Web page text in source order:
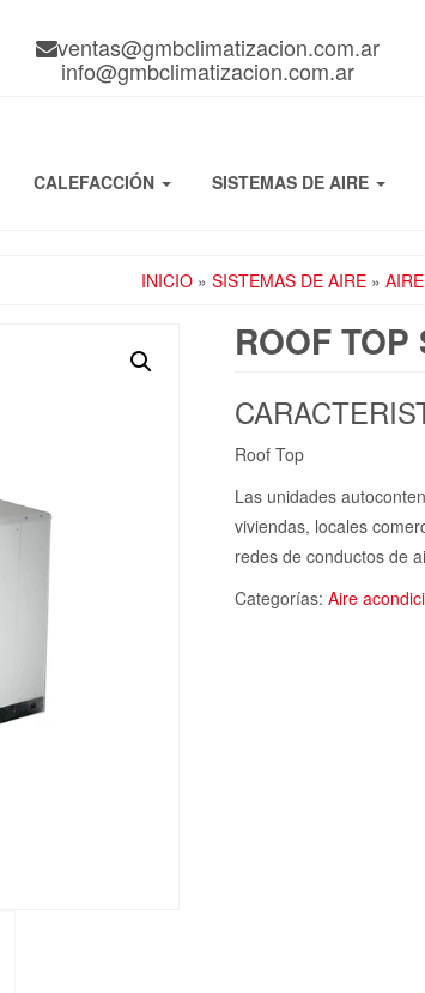
ventas@gmbclimatizacion.com.ar
info@gmbclimatizacion.com.ar
CALEFACCIÓN SISTEMAS DE AIRE
INICIO » SISTEMAS DE AIRE »
ROOF TOP
Roof Top
Las unidades
viviendas, locales
redes de conductos de
Categorías: Aire